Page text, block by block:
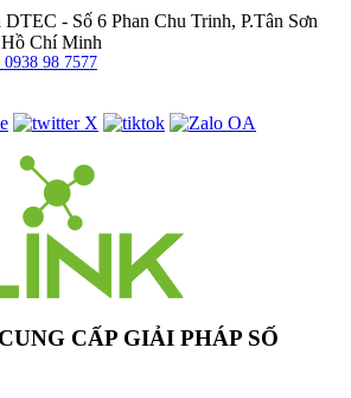
DTEC - Số 6 Phan Chu Trinh, P.Tân Sơn
Chí Minh
98 7577
CẤP GIẢI PHÁP SỐ